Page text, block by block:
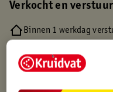
Verkocht en
Binnen 1 werkdag
Gratis retourneren via
Gratis punten met je